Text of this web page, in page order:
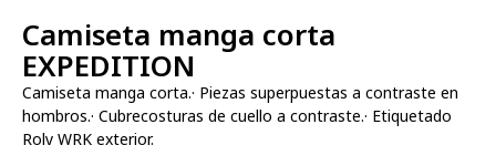
Camiseta manga corta
EXPEDITION
Camiseta manga corta.· Piezas superpuestas a contraste en
hombros.· Cubrecosturas de cuello a contraste.· Etiquetado
Roly WRK exterior.